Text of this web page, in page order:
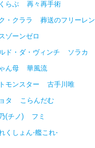
らぶ
再々再手術
・クララ
葬送のフリーレン
ゾーンゼロ
ド・ダ・ヴィンチ
ソラカ
ん母
華風流
モンスター
古手川唯
タ
こらんだむ
(チノ)
フミ
くしょん-艦これ-